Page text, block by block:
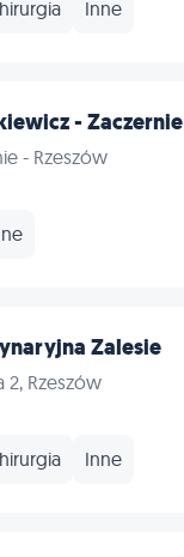
Inne
- Zaczernie
- Rzeszów
Zalesie
2, Rzeszów
Inne